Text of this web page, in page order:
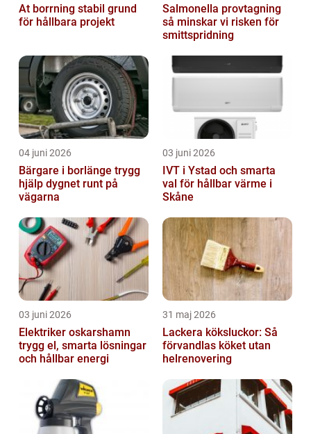
At borrning stabil grund
för hållbara projekt
Salmonella provtagning
så minskar vi risken för
smittspridning
04 juni 2026
Bärgare i borlänge trygg
hjälp dygnet runt på
vägarna
03 juni 2026
IVT i Ystad och smarta
val för hållbar värme i
Skåne
03 juni 2026
Elektriker oskarshamn
trygg el, smarta lösningar
och hållbar energi
31 maj 2026
Lackera köksluckor: Så
förvandlas köket utan
helrenovering